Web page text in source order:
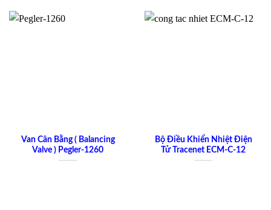
Van Cân Bằng ( Balancing
Valve ) Pegler-1260
Bộ Điều Khiển Nhiệt Điện
Tử Tracenet ECM-C-12